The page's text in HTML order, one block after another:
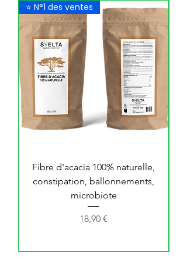
⭐ N°1 des ventes
Fibre d'acacia 100% naturelle,
constipation, ballonnements,
microbiote
Prix
18,90 €